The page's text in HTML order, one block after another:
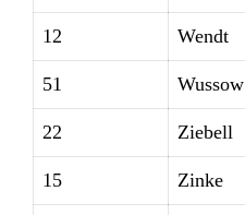
12 Wendt
51 Wussow
22 Ziebell
15 Zinke